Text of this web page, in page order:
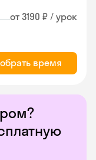
от 3190 ₽ / урок
время